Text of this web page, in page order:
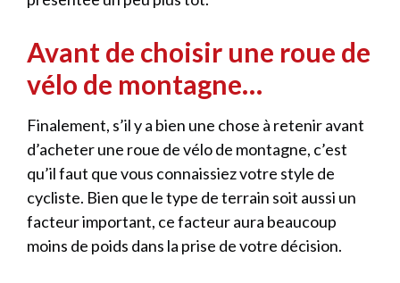
Avant de choisir une roue de
vélo de montagne…
Finalement, s’il y a bien une chose à retenir avant
d’acheter une roue de vélo de montagne, c’est
qu’il faut que vous connaissiez votre style de
cycliste. Bien que le type de terrain soit aussi un
facteur important, ce facteur aura beaucoup
moins de poids dans la prise de votre décision.